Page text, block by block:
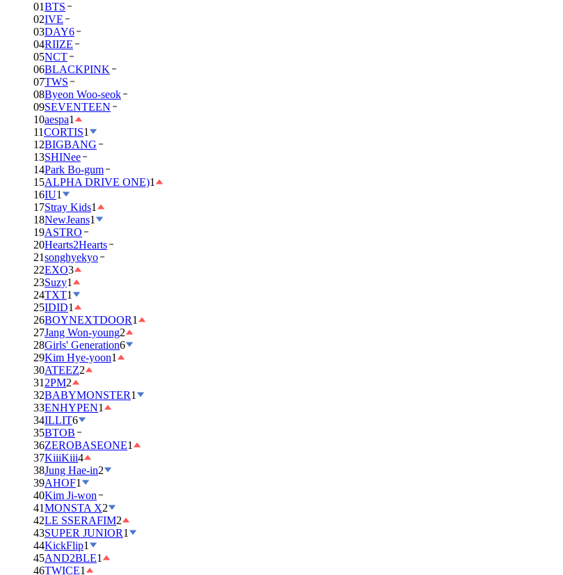
01BTS
02IVE
03DAY6
04RIIZE
05NCT
06BLACKPINK
07TWS
08Byeon Woo-seok
09SEVENTEEN
10aespa1
11CORTIS1
12BIGBANG
13SHINee
14Park Bo-gum
15ALPHA DRIVE ONE)1
16IU1
17Stray Kids1
18NewJeans1
19ASTRO
20Hearts2Hearts
21songhyekyo
22EXO3
23Suzy1
24TXT1
25IDID1
26BOYNEXTDOOR1
27Jang Won-young2
28Girls' Generation6
29Kim Hye-yoon1
30ATEEZ2
31 2PM2
32BABYMONSTER1
33ENHYPEN1
34ILLIT6
35BTOB
36ZEROBASEONE1
37KiiiKiii4
38Jung Hae-in2
39AHOF1
40Kim Ji-won
41MONSTA X2
42LE SSERAFIM2
43SUPER JUNIOR1
44KickFlip1
45AND2BLE1
46TWICE1